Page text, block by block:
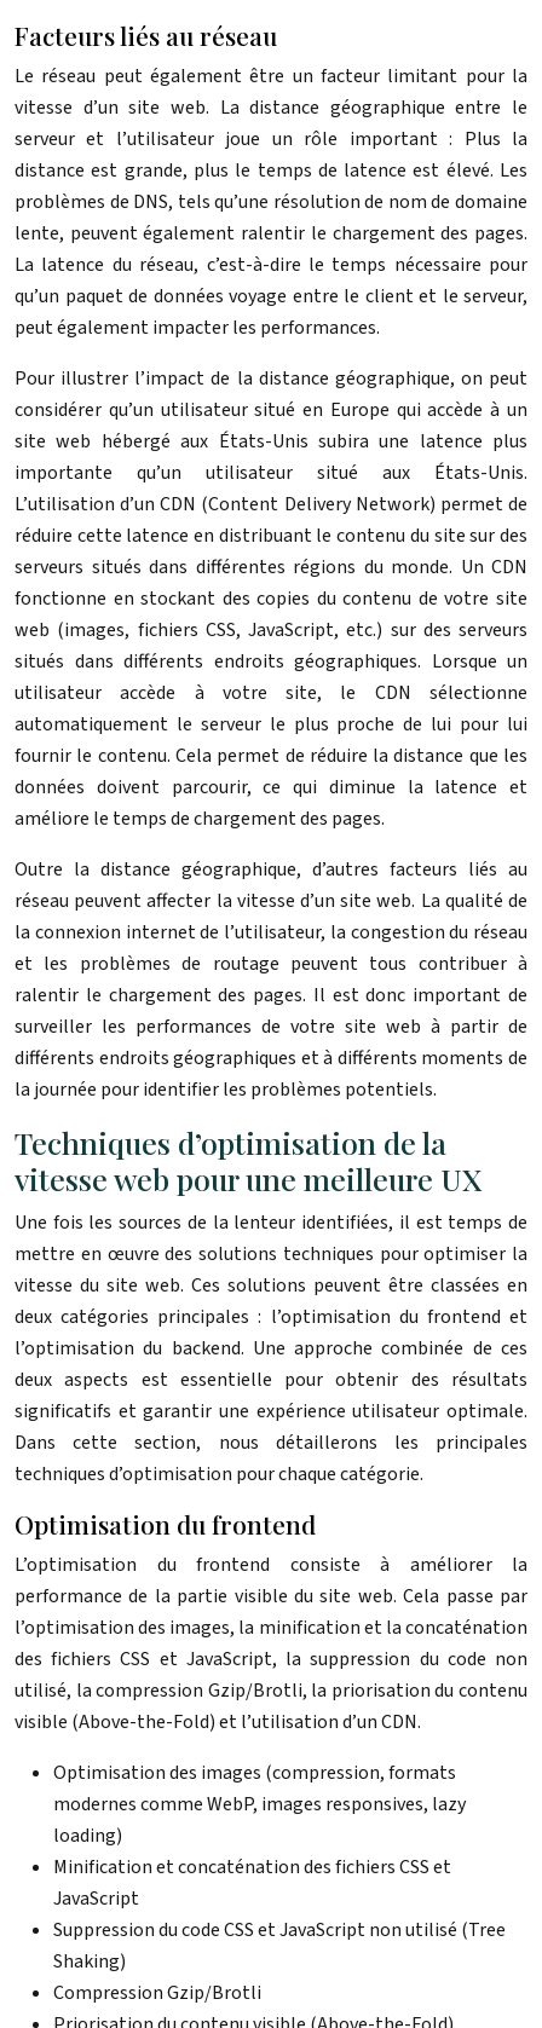
Facteurs liés au réseau
Le réseau peut également être un facteur limitant pour la
vitesse d’un site web. La distance géographique entre le
serveur et l’utilisateur joue un rôle important : Plus la
distance est grande, plus le temps de latence est élevé. Les
problèmes de DNS, tels qu’une résolution de nom de domaine
lente, peuvent également ralentir le chargement des pages.
La latence du réseau, c’est-à-dire le temps nécessaire pour
qu’un paquet de données voyage entre le client et le serveur,
peut également impacter les performances.
Pour illustrer l’impact de la distance géographique, on peut
considérer qu’un utilisateur situé en Europe qui accède à un
site web hébergé aux États-Unis subira une latence plus
importante qu’un utilisateur situé aux États-Unis.
L’utilisation d’un CDN (Content Delivery Network) permet de
réduire cette latence en distribuant le contenu du site sur des
serveurs situés dans différentes régions du monde. Un CDN
fonctionne en stockant des copies du contenu de votre site
web (images, fichiers CSS, JavaScript, etc.) sur des serveurs
situés dans différents endroits géographiques. Lorsque un
utilisateur accède à votre site, le CDN sélectionne
automatiquement le serveur le plus proche de lui pour lui
fournir le contenu. Cela permet de réduire la distance que les
données doivent parcourir, ce qui diminue la latence et
améliore le temps de chargement des pages.
Outre la distance géographique, d’autres facteurs liés au
réseau peuvent affecter la vitesse d’un site web. La qualité de
la connexion internet de l’utilisateur, la congestion du réseau
et les problèmes de routage peuvent tous contribuer à
ralentir le chargement des pages. Il est donc important de
surveiller les performances de votre site web à partir de
différents endroits géographiques et à différents moments de
la journée pour identifier les problèmes potentiels.
Techniques d’optimisation de la
vitesse web pour une meilleure UX
Une fois les sources de la lenteur identifiées, il est temps de
mettre en œuvre des solutions techniques pour optimiser la
vitesse du site web. Ces solutions peuvent être classées en
deux catégories principales : l’optimisation du frontend et
l’optimisation du backend. Une approche combinée de ces
deux aspects est essentielle pour obtenir des résultats
significatifs et garantir une expérience utilisateur optimale.
Dans cette section, nous détaillerons les principales
techniques d’optimisation pour chaque catégorie.
Optimisation du frontend
L’optimisation du frontend consiste à améliorer la
performance de la partie visible du site web. Cela passe par
l’optimisation des images, la minification et la concaténation
des fichiers CSS et JavaScript, la suppression du code non
utilisé, la compression Gzip/Brotli, la priorisation du contenu
visible (Above-the-Fold) et l’utilisation d’un CDN.
Optimisation des images (compression, formats
modernes comme WebP, images responsives, lazy
loading)
Minification et concaténation des fichiers CSS et
JavaScript
Suppression du code CSS et JavaScript non utilisé (Tree
Shaking)
Compression Gzip/Brotli